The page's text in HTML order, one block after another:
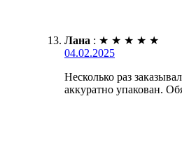
Лана : ★ ★ ★ ★ ★
04.02.2025
Несколько раз
аккуратно упакован.